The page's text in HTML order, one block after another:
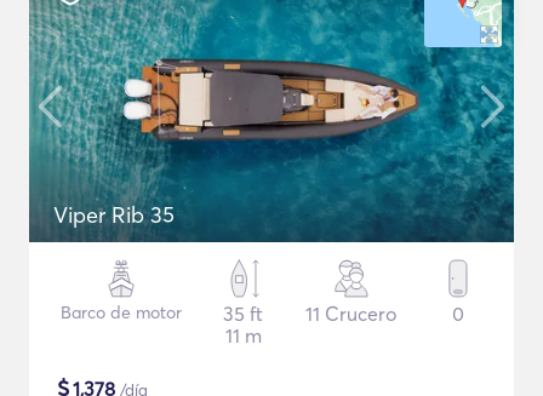
Viper Rib 35
Barco de motor
35 ft
11 m
11 Crucero 0
$1,378 /día